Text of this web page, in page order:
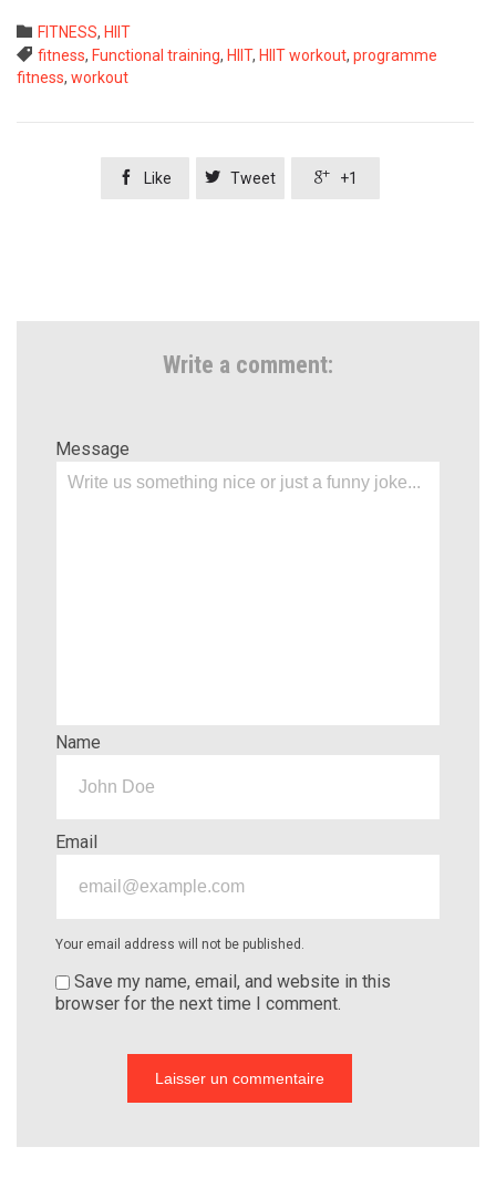
 Category
FITNESS, HIIT
 Tags
fitness, Functional training, HIIT, HIIT workout, programme
fitness, workout
 Like  Tweet  +1
Write a comment:
Message
Name
Email
Your email address will not be published.
Save my name, email, and website in this
browser for the next time I comment.